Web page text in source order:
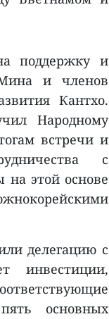
поддержку и
и членов
Кантхо.
Народному
встречи и
с
этой основе
делегацию с
инвестиции,
основных